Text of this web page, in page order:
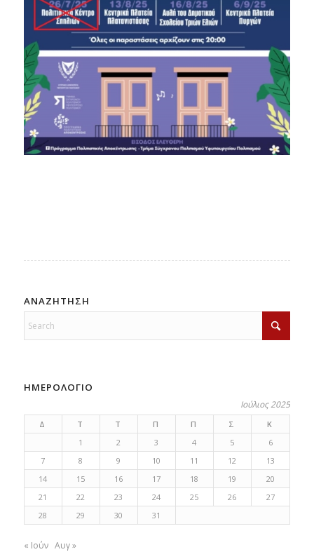
ΑΝΑΖΗΤΗΣΗ
ΗΜΕΡΟΛΟΓΙΟ
Ιούλιος 2025
Δ Τ Τ Π Π Σ
Κ
1
2 3 4 5
6
7
8 9 10 11 12
13
14
15 16 17 18 19
20
21
22 23 24 25 26
27
28
29 30 31
« Ιούν Αυγ »